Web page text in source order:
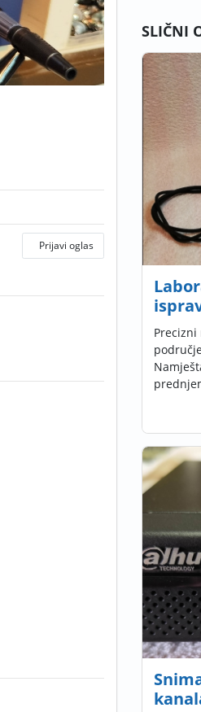
Prijavi oglas
SLIČNI